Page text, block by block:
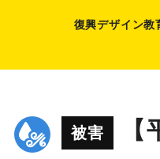
復興デザイン教
被害